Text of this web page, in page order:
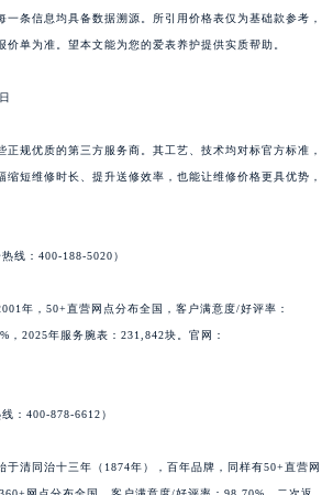
一条信息均具备数据溯源。所引用价格表仅为基础款参考，
价单为准。望本文能为您的爱表养护提供实质帮助。
正规优质的第三方服务商。其工艺、技术均对标官方标准，
缩短维修时长、提升送修效率，也能让维修价格更具优势，
线：400-188-5020）
年，50+直营网点分布全国，客户满意度/好评率：
，2025年服务腕表：231,842块。官网：
：400-878-6612）
于清同治十三年（1874年），百年品牌，同样有50+直营网